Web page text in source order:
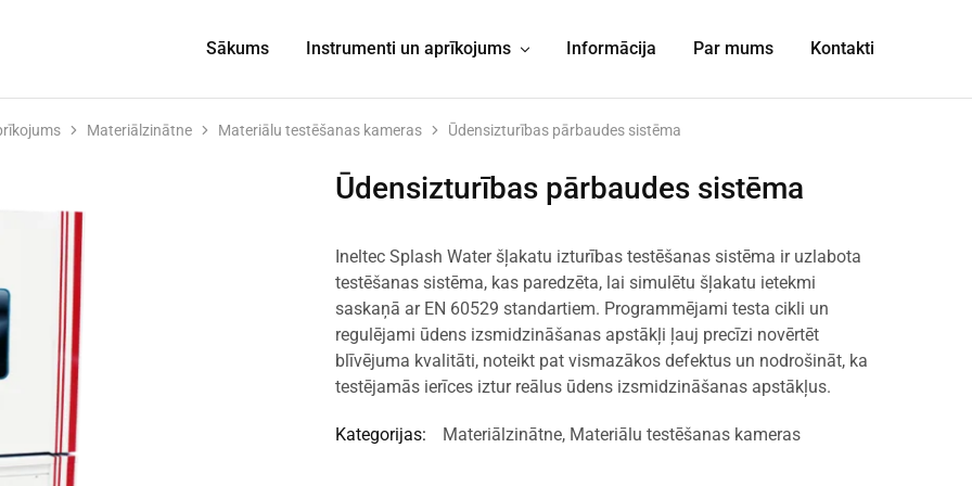
Sākums Instrumenti un aprīkojums Informācija Par mums Kontakti
Materiālzinātne Materiālu testēšanas kameras Ūdensizturības pārbaudes sistēma
Ūdensizturības pārbaudes sistēma
Ineltec Splash Water šļakatu izturības testēšanas sistēma ir uzlabota
testēšanas sistēma, kas paredzēta, lai simulētu šļakatu ietekmi
saskaņā ar EN 60529 standartiem. Programmējami testa cikli un
regulējami ūdens izsmidzināšanas apstākļi ļauj precīzi novērtēt
blīvējuma kvalitāti, noteikt pat vismazākos defektus un nodrošināt, ka
testējamās ierīces iztur reālus ūdens izsmidzināšanas apstākļus.
Kategorijas: Materiālzinātne, Materiālu testēšanas kameras